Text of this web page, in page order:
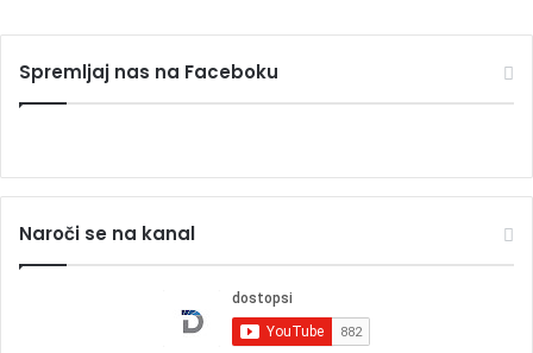
Spremljaj nas na Faceboku
Naroči se na kanal